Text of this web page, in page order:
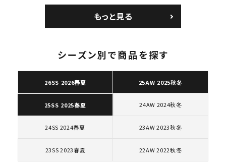
キャップ・ハット
パーカー・クルーネック
ショルダー・ウエストバッグ
ボックスロゴ ブラックスウェット
カテゴリーから探す
コラボレーションブランドから探す
シーズンから探す
価格から探す
カー ホワイト 白
ムグッドイナフ ナイキ
エアフォース１スニー
ト
もっと見る
シーズン別で商品を探す
26SS 2026春夏 25AW 2025秋冬
25SS 2025春夏 24AW 2024秋冬
24SS 2024春夏 23AW 2023秋冬
23SS 2023春夏 22AW 2022秋冬